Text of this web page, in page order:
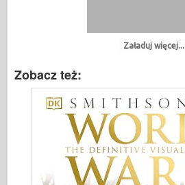
Załaduj więcej...
Zobacz też: